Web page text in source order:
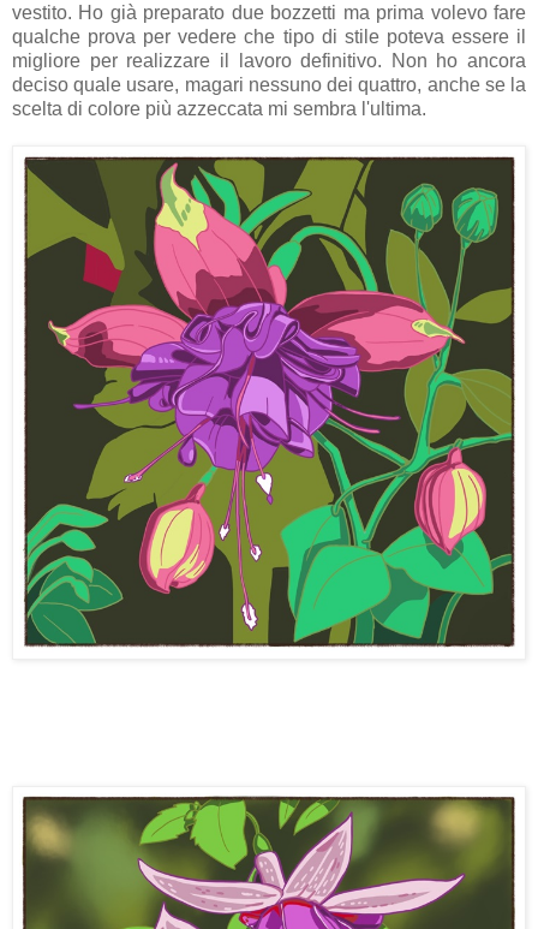
vestito. Ho già preparato due bozzetti ma prima volevo fare
qualche prova per vedere che tipo di stile poteva essere il
migliore per realizzare il lavoro definitivo. Non ho ancora
deciso quale usare, magari nessuno dei quattro, anche se la
scelta di colore più azzeccata mi sembra l'ultima.